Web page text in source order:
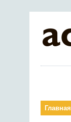
Главная